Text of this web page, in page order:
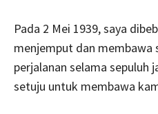
Pada 2 Mei 1939, saya
menjemput dan membawa
perjalanan selama sepuluh
setuju untuk membawa